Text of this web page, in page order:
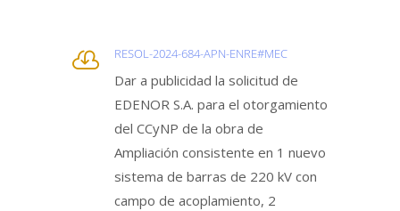
 RESOL-2024-684-APN-ENRE#MEC
Dar a publicidad la solicitud de
EDENOR S.A. para el otorgamiento
del CCyNP de la obra de
Ampliación consistente en 1 nuevo
sistema de barras de 220 kV con
campo de acoplamiento, 2